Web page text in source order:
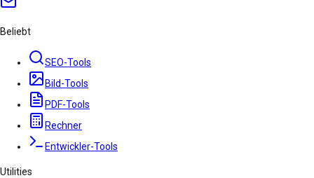
Beliebt
SEO-Tools
Bild-Tools
PDF-Tools
Rechner
Entwickler-Tools
Utilities